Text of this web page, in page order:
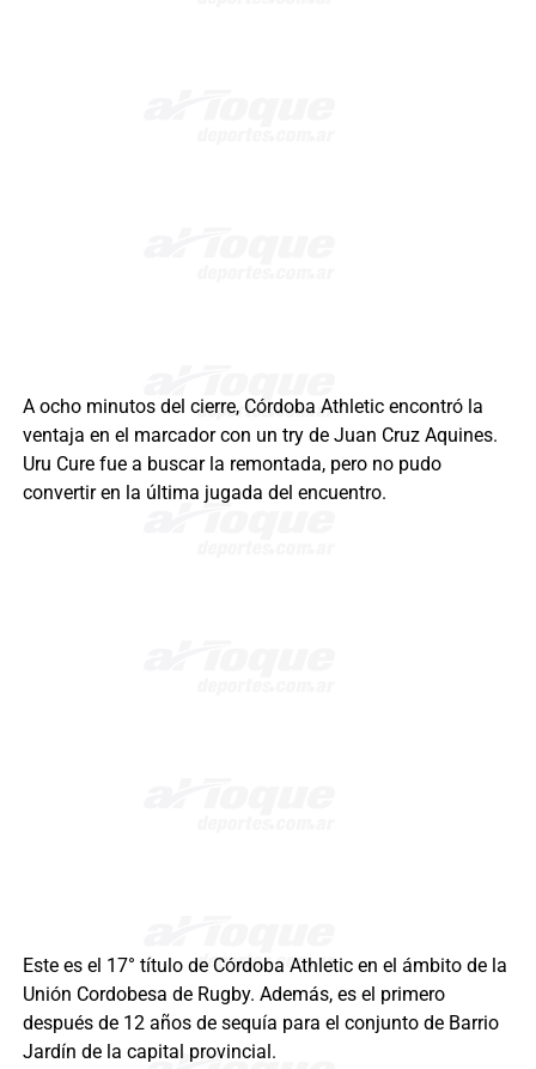
A ocho minutos del cierre, Córdoba Athletic encontró la
ventaja en el marcador con un try de Juan Cruz Aquines.
Uru Cure fue a buscar la remontada, pero no pudo
convertir en la última jugada del encuentro.
Este es el 17° título de Córdoba Athletic en el ámbito de la
Unión Cordobesa de Rugby. Además, es el primero
después de 12 años de sequía para el conjunto de Barrio
Jardín de la capital provincial.